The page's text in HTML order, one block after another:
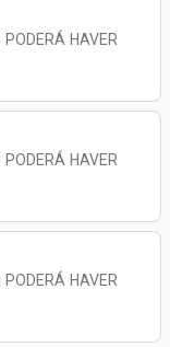
HAVER
HAVER
HAVER